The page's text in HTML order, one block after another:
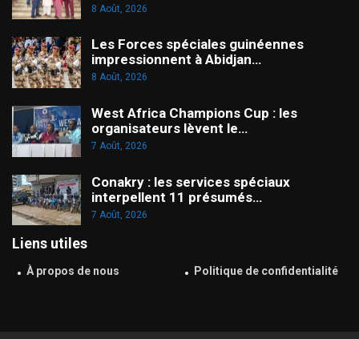
8 Août, 2026
Les Forces spéciales guinéennes
impressionnent à Abidjan…
8 Août, 2026
West Africa Champions Cup : les
organisateurs lèvent le…
7 Août, 2026
Conakry : les services spéciaux
interpellent 11 présumés…
7 Août, 2026
Liens utiles
À propos de nous Politique de confidentialité